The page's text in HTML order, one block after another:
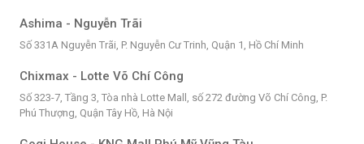
Ashima - Nguyễn Trãi
Số 331A Nguyễn Trãi, P. Nguyễn Cư Trinh, Quận 1, Hồ Chí Minh
Chixmax - Lotte Võ Chí Công
Số 323-7, Tầng 3, Tòa nhà Lotte Mall, số 272 đường Võ Chí Công, P.
Phú Thượng, Quận Tây Hồ, Hà Nội